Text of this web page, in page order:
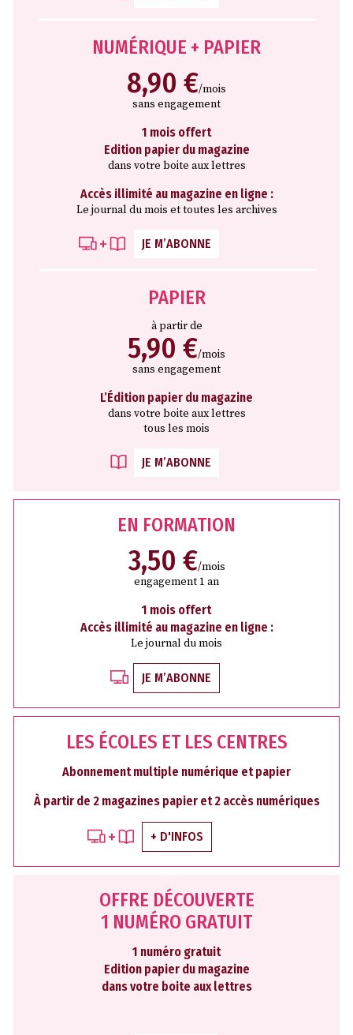
NUMÉRIQUE + PAPIER
8,90 €/mois
sans engagement
1 mois offert
Edition papier du magazine
dans votre boite aux lettres
Accès illimité au magazine en ligne :
Le journal du mois et toutes les archives
JE M’ABONNE
PAPIER
à partir de
5,90 €/mois
sans engagement
L’Édition papier du magazine
dans votre boite aux lettres
tous les mois
JE M’ABONNE
EN FORMATION
3,50 €/mois
engagement 1 an
1 mois offert
Accès illimité au magazine en ligne :
Le journal du mois
JE M’ABONNE
LES ÉCOLES ET LES CENTRES
Abonnement multiple numérique et papier
À partir de 2 magazines papier et 2 accès numériques
+ D'INFOS
OFFRE DÉCOUVERTE
1 NUMÉRO GRATUIT
1 numéro gratuit
Edition papier du magazine
dans votre boite aux lettres